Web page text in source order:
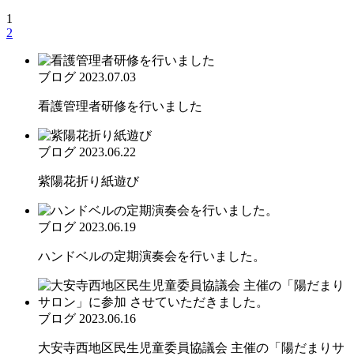
1
2
ブログ 2023.07.03
看護管理者研修を行いました
ブログ 2023.06.22
紫陽花折り紙遊び
ブログ 2023.06.19
ハンドベルの定期演奏会を行いました。
ブログ 2023.06.16
大安寺西地区民生児童委員協議会 主催の「陽だまりサ